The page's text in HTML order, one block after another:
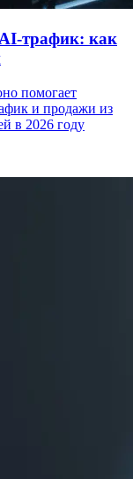
трафик: как
помогает
и продажи из
в 2026 году